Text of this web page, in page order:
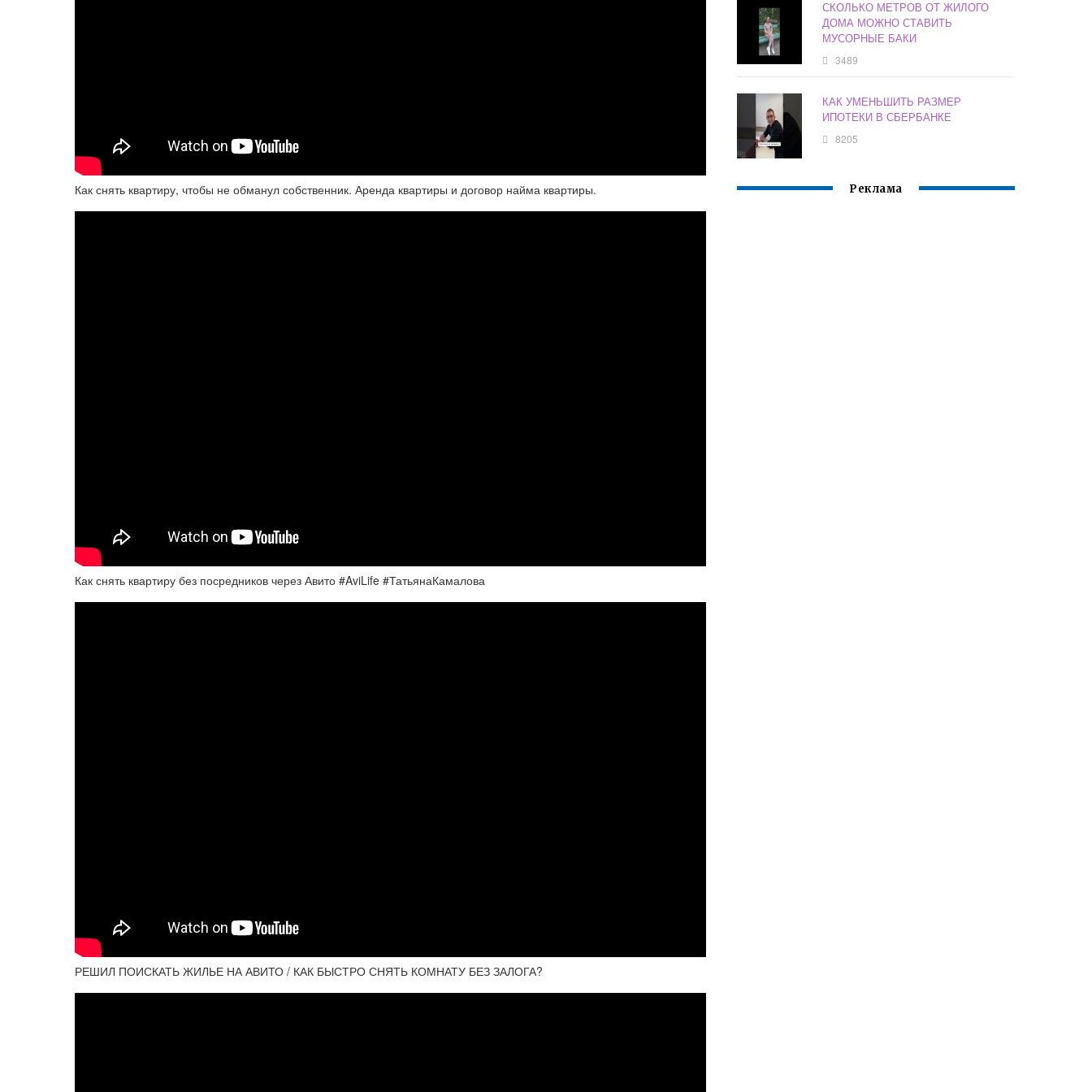
Как снять квартиру, чтобы не обманул собственник. Аренда квартиры и договор найма квартиры.
Как снять квартиру без посредников через Авито #AviLife #ТатьянаКамалова
РЕШИЛ ПОИСКАТЬ ЖИЛЬЕ НА АВИТО / КАК БЫСТРО СНЯТЬ КОМНАТУ БЕЗ ЗАЛОГА?
СКОЛЬКО МЕТРОВ ОТ ЖИЛОГО
ДОМА МОЖНО СТАВИТЬ
МУСОРНЫЕ БАКИ
3489
КАК УМЕНЬШИТЬ РАЗМЕР
ИПОТЕКИ В СБЕРБАНКЕ
8205
Реклама